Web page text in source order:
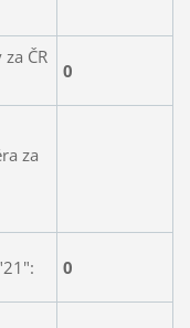
ČR
0
za
0